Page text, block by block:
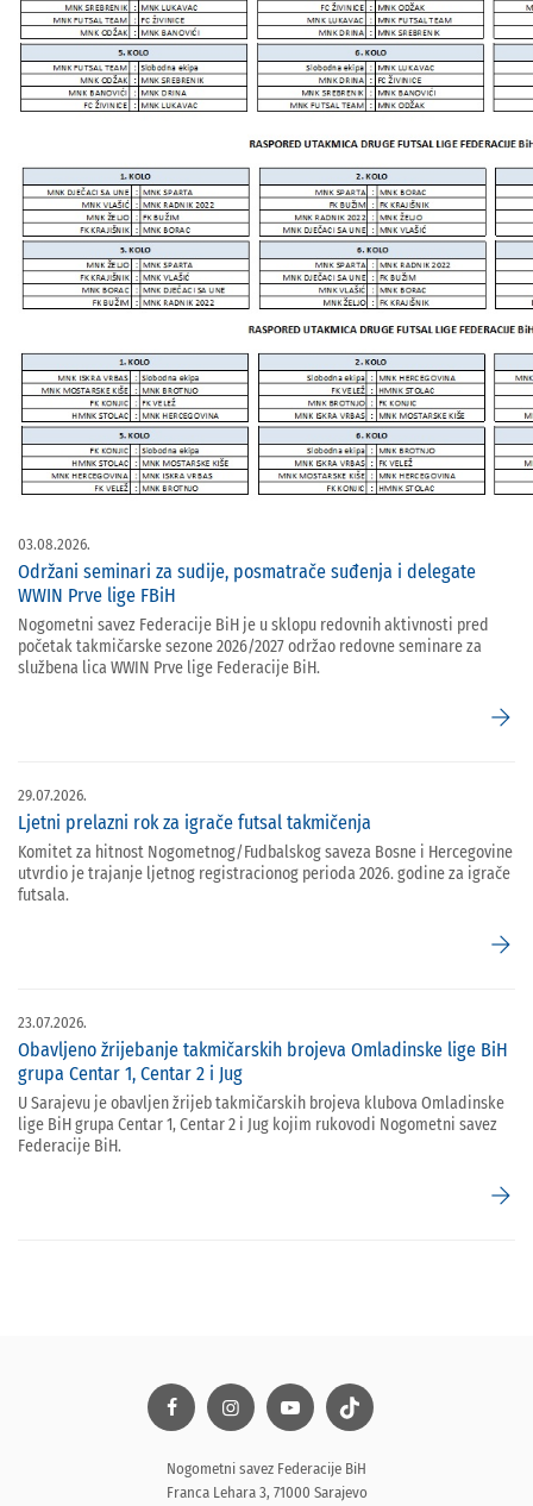
03.08.2026.
Održani seminari za sudije, posmatrače suđenja i delegate
WWIN Prve lige FBiH
Nogometni savez Federacije BiH je u sklopu redovnih aktivnosti pred
početak takmičarske sezone 2026/2027 održao redovne seminare za
službena lica WWIN Prve lige Federacije BiH.
arrow_forward
29.07.2026.
Ljetni prelazni rok za igrače futsal takmičenja
Komitet za hitnost Nogometnog/Fudbalskog saveza Bosne i Hercegovine
utvrdio je trajanje ljetnog registracionog perioda 2026. godine za igrače
futsala.
arrow_forward
23.07.2026.
Obavljeno žrijebanje takmičarskih brojeva Omladinske lige BiH
grupa Centar 1, Centar 2 i Jug
U Sarajevu je obavljen žrijeb takmičarskih brojeva klubova Omladinske
lige BiH grupa Centar 1, Centar 2 i Jug kojim rukovodi Nogometni savez
Federacije BiH.
arrow_forward
Nogometni savez Federacije BiH
Franca Lehara 3, 71000 Sarajevo